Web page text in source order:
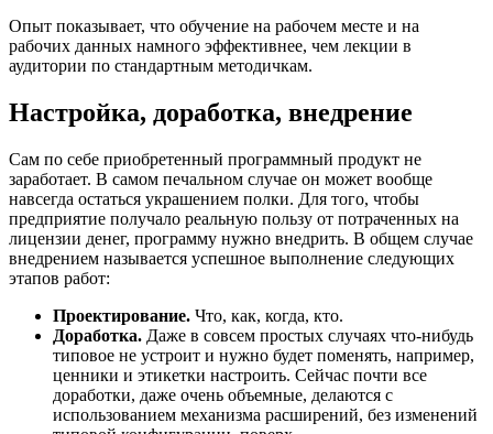
Опыт показывает, что обучение на рабочем месте и на
рабочих данных намного эффективнее, чем лекции в
аудитории по стандартным методичкам.
Настройка, доработка, внедрение
Сам по себе приобретенный программный продукт не
заработает. В самом печальном случае он может вообще
навсегда остаться украшением полки. Для того, чтобы
предприятие получало реальную пользу от потраченных на
лицензии денег, программу нужно внедрить. В общем случае
внедрением называется успешное выполнение следующих
этапов работ:
Проектирование. Что, как, когда, кто.
Доработка. Даже в совсем простых случаях что-нибудь
типовое не устроит и нужно будет поменять, например,
ценники и этикетки настроить. Сейчас почти все
доработки, даже очень объемные, делаются с
использованием механизма расширений, без изменений